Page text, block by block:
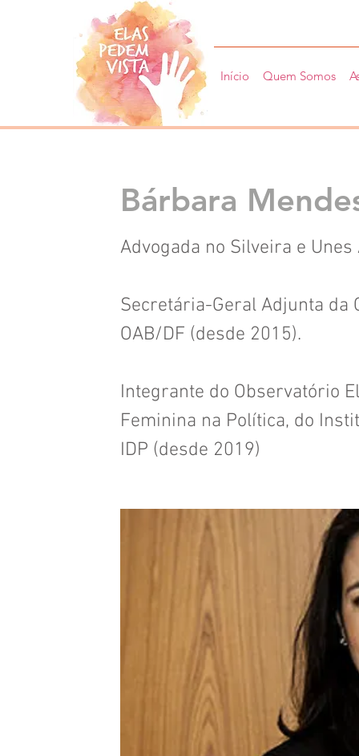
Início Quem Somos
Bárbara
Advogada no Silveira e
Secretária-Geral Adjunta da
OAB/DF (desde 2015).
Integrante do Observatório
Feminina na Política, do
IDP (desde 2019)